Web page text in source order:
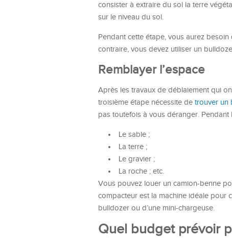
consister à extraire du sol la terre
sur le niveau du sol.
Pendant cette étape, vous aurez
contraire, vous devez utiliser un
Remblayer l’espace
Après les travaux de déblaiement qui
troisième étape nécessite de trouver un
pas toutefois à vous déranger. Pendant
Le sable ;
La terre ;
Le gravier ;
La roche ; etc.
Vous pouvez louer un camion-benne
compacteur est la machine idéale pour
bulldozer ou d’une mini-chargeuse.
Quel budget prévoir